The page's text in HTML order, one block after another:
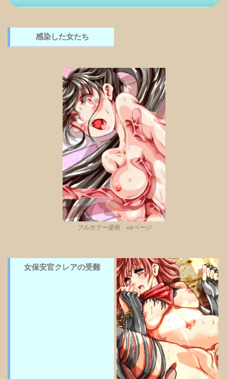
感染した女たち
フルカラー漫画 46ページ
女保安官クレアの受難